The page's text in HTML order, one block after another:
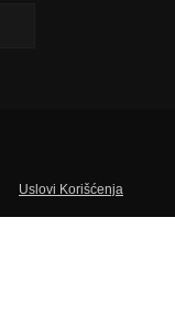
Uslovi Korišćenja